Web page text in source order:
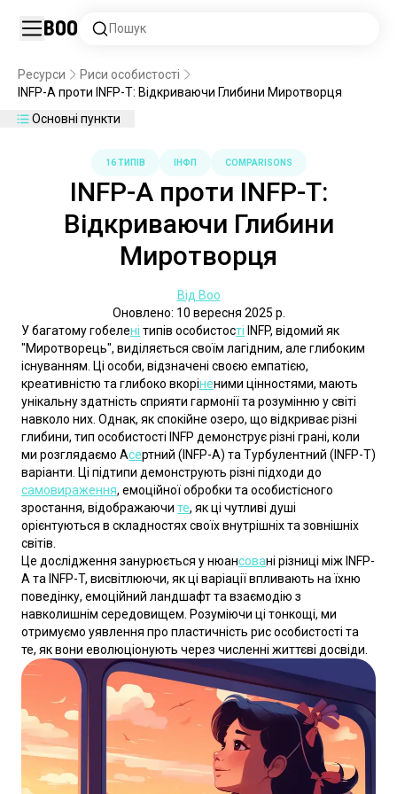
Boo Пошук
Ресурси
Риси особистості
INFP-A проти INFP-T: Відкриваючи Глибини Миротворця
Основні пункти
16 ТИПІВ ІНФП COMPARISONS
INFP-A проти INFP-T:
Відкриваючи Глибини
Миротворця
Від Boo
Оновлено: 10 вересня 2025 р.
У багатому гобелені типів особистості INFP, відомий як
"Миротворець", виділяється своїм лагідним, але глибоким
існуванням. Ці особи, відзначені своєю емпатією,
креативністю та глибоко вкоріненими цінностями, мають
унікальну здатність сприяти гармонії та розумінню у світі
навколо них. Однак, як спокійне озеро, що відкриває різні
глибини, тип особистості INFP демонструє різні грані, коли
ми розглядаємо Асертний (INFP-A) та Турбулентний (INFP-T)
самовираження, емоційної обробки та особистісного
зростання, відображаючи те, як ці чутливі душі
орієнтуються в складностях своїх внутрішніх та зовнішніх
світів.
Це дослідження занурюється у нюансовані різниці між INFP-
A та INFP-T, висвітлюючи, як ці варіації впливають на їхню
поведінку, емоційний ландшафт та взаємодію з
навколишнім середовищем. Розуміючи ці тонкощі, ми
отримуємо уявлення про пластичність рис особистості та
те, як вони еволюціонують через численні життєві досвіди.